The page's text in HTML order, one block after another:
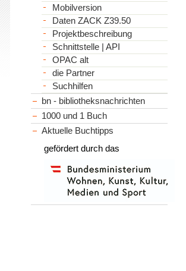
Mobilversion
Daten ZACK Z39.50
Projektbeschreibung
Schnittstelle | API
OPAC alt
die Partner
Suchhilfen
bn - bibliotheksnachrichten
1000 und 1 Buch
Aktuelle Buchtipps
gefördert durch das